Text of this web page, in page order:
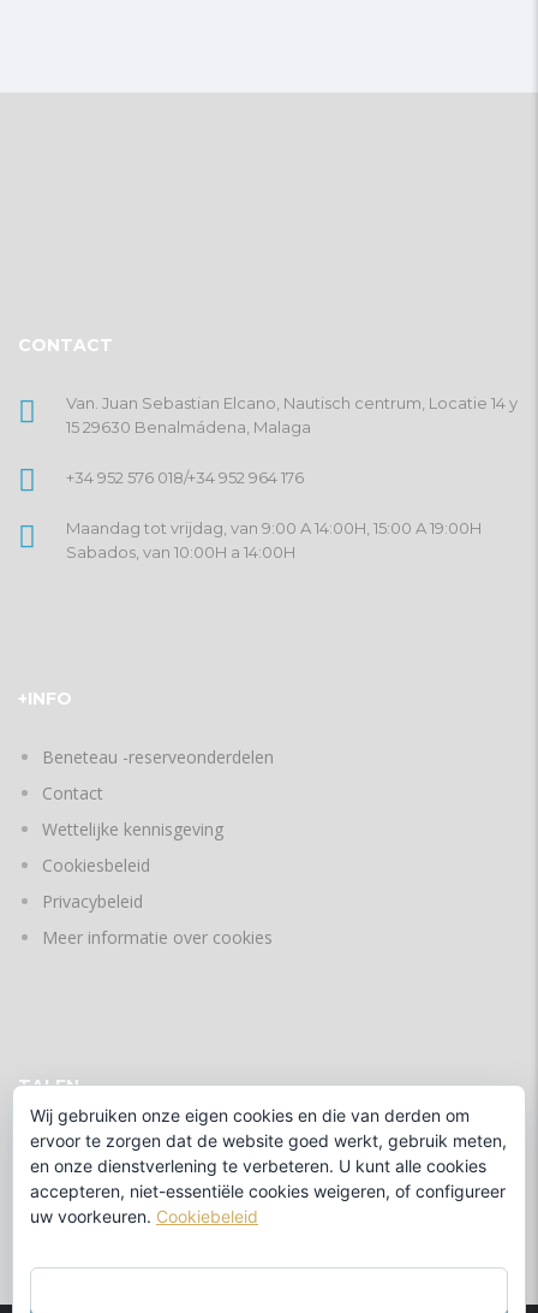
CONTACT
Van. Juan Sebastian Elcano, Nautisch centrum, Locatie 14 y
15 29630 Benalmádena, Malaga
+34 952 576 018/+34 952 964 176
Maandag tot vrijdag, van 9:00 A 14:00H, 15:00 A 19:00H
Sabados, van 10:00H a 14:00H
+INFO
Beneteau -reserveonderdelen
Contact
Wettelijke kennisgeving
Cookiesbeleid
Privacybeleid
Meer informatie over cookies
TALEN
door
Wij gebruiken onze eigen cookies en die van derden om
ervoor te zorgen dat de website goed werkt, gebruik meten,
en onze dienstverlening te verbeteren. U kunt alle cookies
accepteren, niet-essentiële cookies weigeren, of configureer
uw voorkeuren. Cookiebeleid